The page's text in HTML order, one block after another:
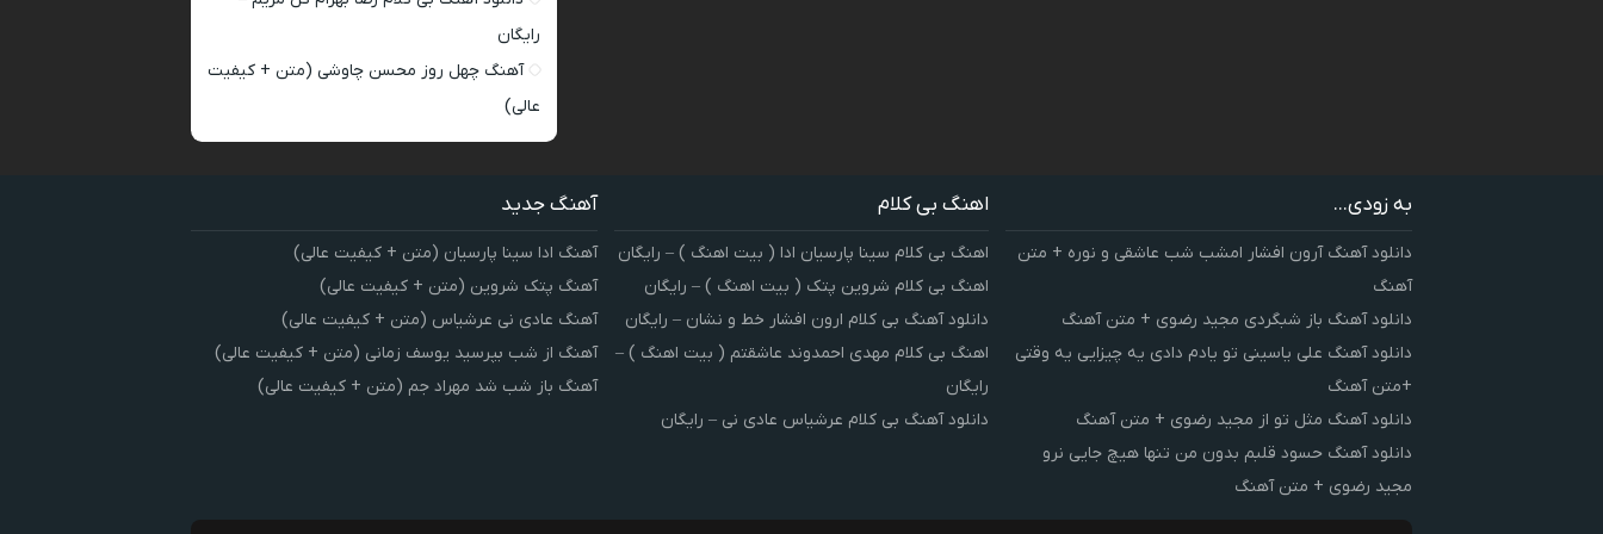
رایگان
آهنگ چهل روز محسن چاوشی (متن + کیفیت
عالی)
به زودی...
دانلود آهنگ آرون افشار امشب شب عاشقی و نوره + متن
آهنگ
دانلود آهنگ باز شبگردی مجید رضوی + متن آهنگ
دانلود آهنگ علی یاسینی تو یادم دادی یه چیزایی یه وقتی
+متن آهنگ
دانلود آهنگ مثل تو از مجید رضوی + متن آهنگ
دانلود آهنگ حسود قلبم بدون من تنها هیچ جایی نرو
مجید رضوی + متن آهنگ
اهنگ بی کلام
اهنگ بی کلام سینا پارسیان ادا ( بیت اهنگ ) – رایگان
اهنگ بی کلام شروین پتک ( بیت اهنگ ) – رایگان
دانلود آهنگ بی کلام ارون افشار خط و نشان – رایگان
اهنگ بی کلام مهدی احمدوند عاشقتم ( بیت اهنگ ) –
رایگان
دانلود آهنگ بی کلام عرشیاس عادی نی – رایگان
آهنگ جدید
آهنگ ادا سینا پارسیان (متن + کیفیت عالی)
آهنگ پتک شروین (متن + کیفیت عالی)
آهنگ عادی نی عرشیاس (متن + کیفیت عالی)
آهنگ از شب بپرسید یوسف زمانی (متن + کیفیت عالی)
آهنگ باز شب شد مهراد جم (متن + کیفیت عالی)